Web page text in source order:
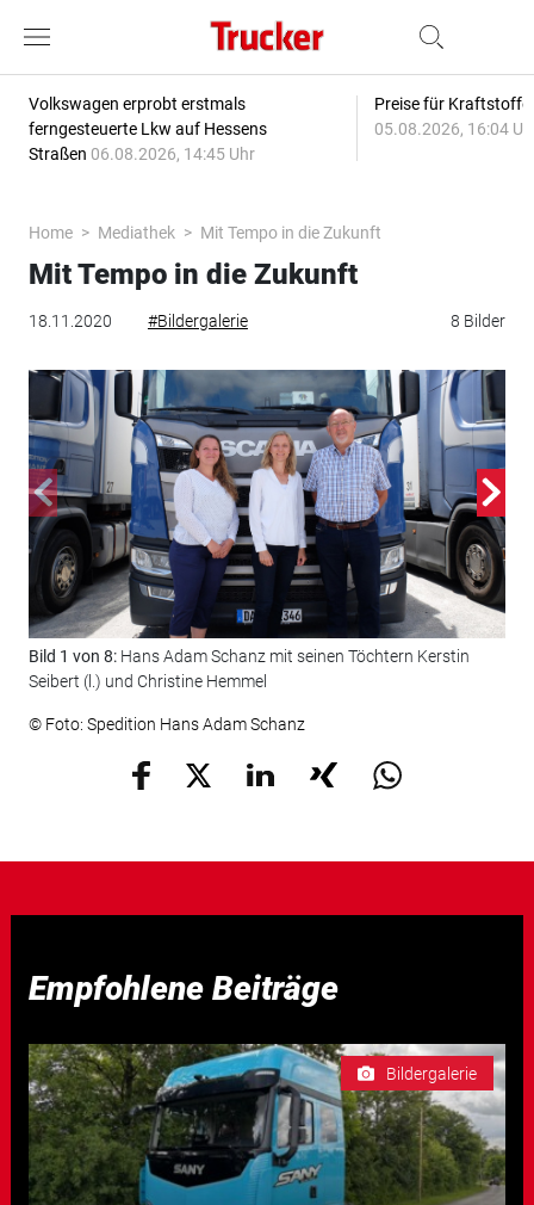
Volkswagen erprobt erstmals
ferngesteuerte Lkw auf Hessens
Straßen 06.08.2026, 14:45 Uhr
Preise für
05.08.2026, 16:04
Home Mediathek Mit Tempo in die Zukunft
Mit Tempo in die Zukunft
18.11.2020 #Bildergalerie 8 Bilder
Bild 1 von 8: Hans Adam Schanz mit seinen Töchtern Kerstin
Seibert (l.) und Christine Hemmel
© Foto: Spedition Hans Adam Schanz
Empfohlene Beiträge
Bildergalerie